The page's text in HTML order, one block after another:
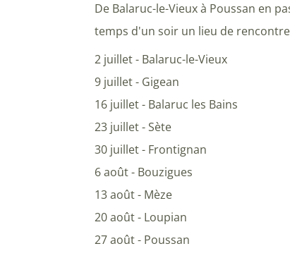
De Balaruc-le-Vieux à Poussan en
temps d'un soir un lieu de
2 juillet - Balaruc-le-Vieux
9 juillet - Gigean
16 juillet - Balaruc les Bains
23 juillet - Sète
30 juillet - Frontignan
6 août - Bouzigues
13 août - Mèze
20 août - Loupian
27 août - Poussan